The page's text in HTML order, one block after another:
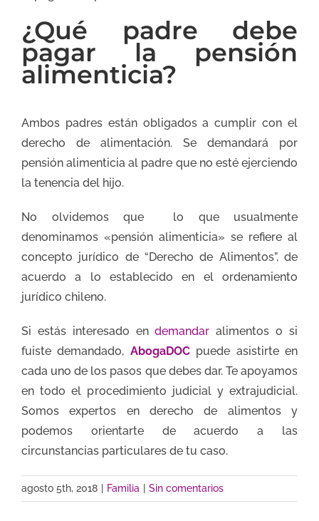
¿Qué padre debe
pagar la pensión
alimenticia?
Ambos padres están obligados a cumplir con el
derecho de alimentación. Se demandará por
pensión alimenticia al padre que no esté ejerciendo
la tenencia del hijo.
No olvidemos que lo que usualmente
denominamos «pensión alimenticia» se refiere al
concepto jurídico de “Derecho de Alimentos”, de
acuerdo a lo establecido en el ordenamiento
jurídico chileno.
Si estás interesado endemandar alimentos o si
fuiste demandado, AbogaDOCpuede asistirte en
cada uno de los pasos que debes dar. Te apoyamos
en todo el procedimiento judicial y extrajudicial.
Somos expertos en derecho de alimentos y
podemos orientarte de acuerdo a las
circunstancias particulares de tu caso.
agosto 5th, 2018 Familia Sin comentarios